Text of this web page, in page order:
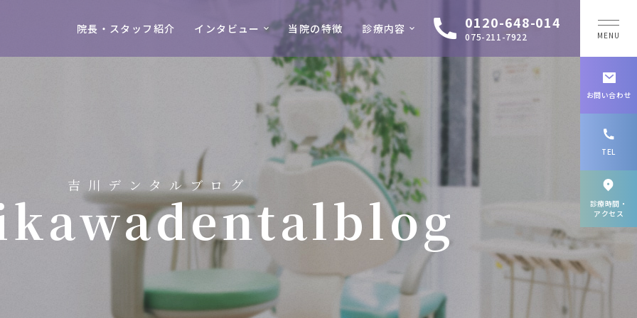
院長・スタッフ紹介 インタビュー 当院の特徴 診療内容 0120-648-014
075-211-7922 MENU
吉川デンタルブログ
お問い合わせ
TEL
診療時間・
アクセス